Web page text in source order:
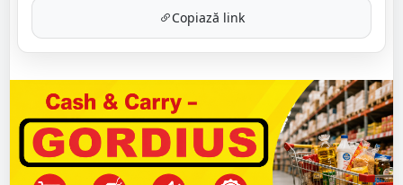
Copiază link